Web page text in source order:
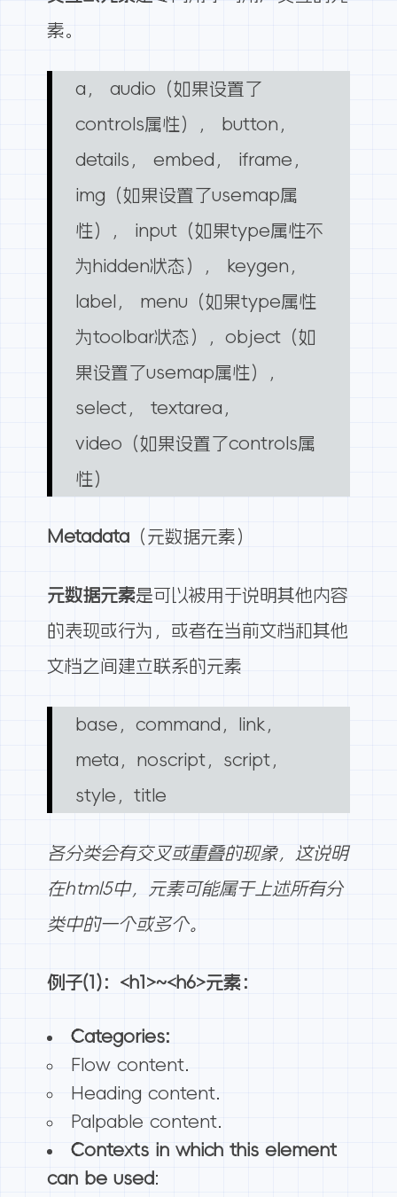
素。
a， audio（如果设置了
controls属性）， button，
details， embed， iframe，
img（如果设置了usemap属
性）， input（如果type属性不
为hidden状态）， keygen，
label， menu（如果type属性
为toolbar状态），object（如
果设置了usemap属性），
select， textarea，
video（如果设置了controls属
性）
Metadata（元数据元素）
元数据元素是可以被用于说明其他内容
的表现或行为，或者在当前文档和其他
文档之间建立联系的元素
base，command，link，
meta，noscript，script，
style，title
各分类会有交叉或重叠的现象，这说明
在html5中，元素可能属于上述所有分
类中的一个或多个。
例子(1)：<h1>~<h6>元素：
Categories:
Flow content.
Heading content.
Palpable content.
Contexts in which this element
can be used :